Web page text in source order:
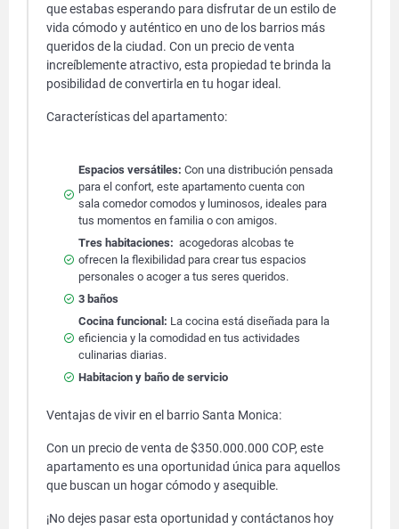
que estabas esperando para disfrutar de un estilo de
vida cómodo y auténtico en uno de los barrios más
queridos de la ciudad. Con un precio de venta
increíblemente atractivo, esta propiedad te brinda la
posibilidad de convertirla en tu hogar ideal.
Características del apartamento:
Espacios versátiles: Con una distribución pensada
para el confort, este apartamento cuenta con
sala comedor comodos y luminosos, ideales para
tus momentos en familia o con amigos.
Tres habitaciones: acogedoras alcobas te
ofrecen la flexibilidad para crear tus espacios
personales o acoger a tus seres queridos.
3 baños
Cocina funcional: La cocina está diseñada para la
eficiencia y la comodidad en tus actividades
culinarias diarias.
Habitacion y baño de servicio
Ventajas de vivir en el barrio Santa Monica:
Con un precio de venta de $350.000.000 COP, este
apartamento es una oportunidad única para aquellos
que buscan un hogar cómodo y asequible.
¡No dejes pasar esta oportunidad y contáctanos hoy